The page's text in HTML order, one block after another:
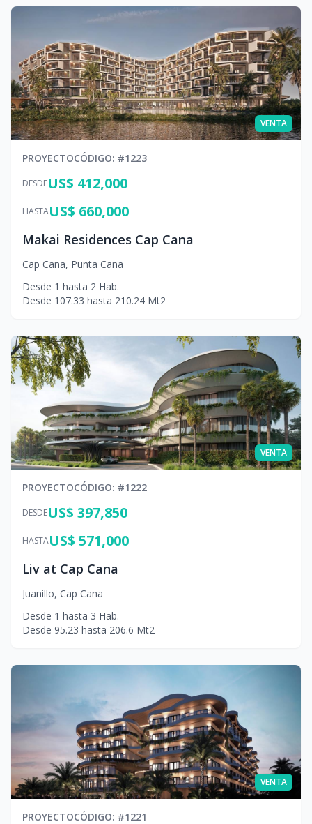
VENTA
PROYECTOCÓDIGO: #1223
DESDEUS$ 412,000
HASTAUS$ 660,000
Makai Residences Cap Cana
Cap Cana, Punta Cana
Desde 1 hasta 2 Hab.
Desde 107.33 hasta 210.24 Mt2
VENTA
PROYECTOCÓDIGO: #1222
DESDEUS$ 397,850
HASTAUS$ 571,000
Liv at Cap Cana
Juanillo, Cap Cana
Desde 1 hasta 3 Hab.
Desde 95.23 hasta 206.6 Mt2
VENTA
PROYECTOCÓDIGO: #1221